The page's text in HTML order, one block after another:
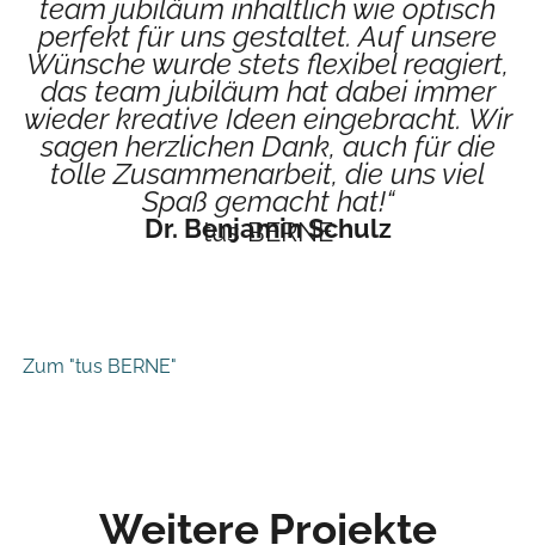
team jubiläum inhaltlich wie optisch
perfekt für uns gestaltet. Auf unsere
Wünsche wurde stets flexibel reagiert,
das team jubiläum hat dabei immer
wieder kreative Ideen eingebracht. Wir
sagen herzlichen Dank, auch für die
tolle Zusammenarbeit, die uns viel
Spaß gemacht hat!“
Dr. Benjamin Schulz
tus BERNE
Zum "tus BERNE"
Weitere Projekte